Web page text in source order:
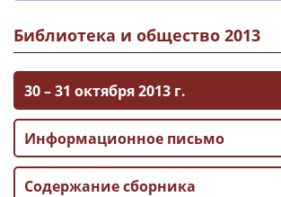
Библиотека и общество 2013
30 – 31 октября 2013 г.
Информационное письмо
Содержание сборника